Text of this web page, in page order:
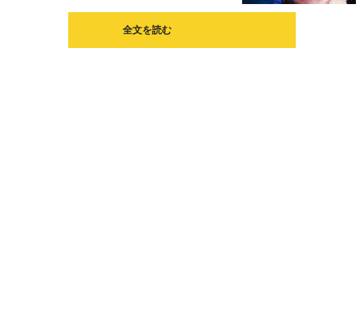
全文を読む